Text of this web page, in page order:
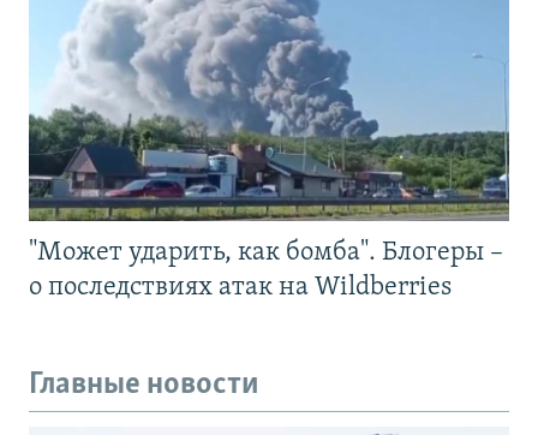
"Может ударить, как бомба". Блогеры –
о последствиях атак на Wildberries
Главные новости